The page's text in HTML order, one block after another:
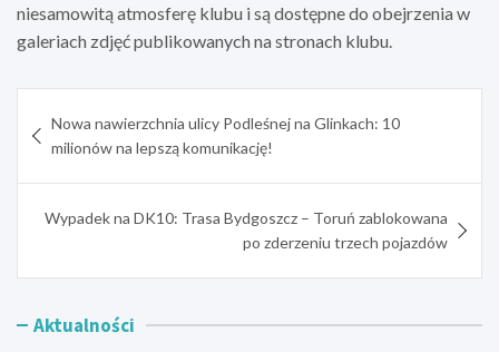
niesamowitą atmosferę klubu i są dostępne do obejrzenia w
galeriach zdjęć publikowanych na stronach klubu.
wpisu
Nowa nawierzchnia ulicy Podleśnej na Glinkach: 10
milionów na lepszą komunikację!
Wypadek na DK10: Trasa Bydgoszcz – Toruń zablokowana
po zderzeniu trzech pojazdów
Aktualności